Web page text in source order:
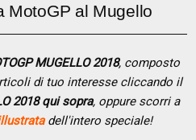
MotoGP al Mugello
MUGELLO 2018, composto
di tuo interesse cliccando il
2018 qui sopra, oppure scorri a
dell'intero speciale!